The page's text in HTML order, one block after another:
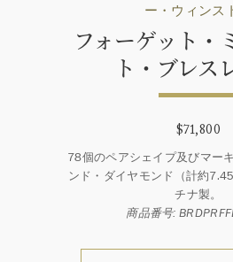
ー・ウィンス
フォーゲット・
ト・ブレス
$71,800
78個のペアシェイプ及びマー
ンド・ダイヤモンド（計約
チナ製。
商品番号: